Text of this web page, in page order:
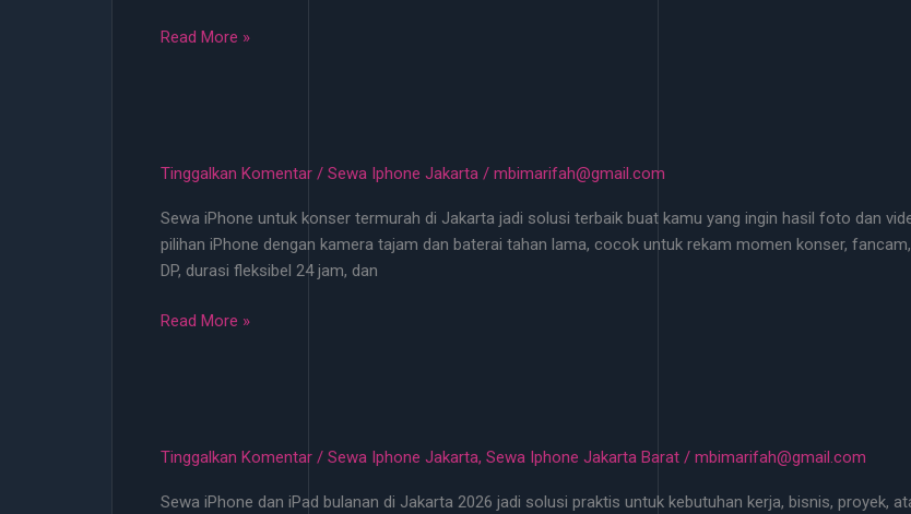
Sewa
di
–
Rental
iP
DP!
Read More »
Tinggalkan Komentar / Sewa Iphone Jakarta / mbimarifah@gmail.com
Sewa iPhone untuk konser termurah di Jakarta jadi solusi terbaik buat kamu yang ingin hasil foto dan
pilihan iPhone dengan kamera tajam dan baterai tahan lama, cocok untuk rekam momen konser,
DP, durasi fleksibel 24 jam, dan
Sewa
di
–
Read More »
Tinggalkan Komentar / Sewa Iphone Jakarta, Sewa Iphone Jakarta Barat / mbimarifah@gmail.com
Sewa iPhone dan iPad bulanan di Jakarta 2026 jadi solusi praktis untuk kebutuhan kerja, bisnis, proyek,